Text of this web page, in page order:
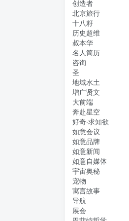
创造者
北京旅行
十八籽
历史超维
叔本华
名人简历
咨询
圣
地域水土
增广贤文
大前端
奔赴星空
好奇·求知欲
如意会议
如意品牌
如意新闻
如意自媒体
宇宙奥秘
宠物
寓言故事
导航
展会